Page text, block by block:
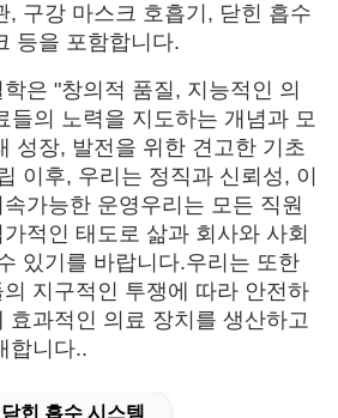
, 구강 마스크 호흡기, 닫힌 흡수
등을 포함합니다.
은 "창의적 품질, 지능적인 의
들의 노력을 지도하는 개념과 모
성장, 발전을 위한 견고한 기초
이후, 우리는 정직과 신뢰성, 이
가능한 운영우리는 모든 직원
적인 태도로 삶과 회사와 사회
있기를 바랍니다.우리는 또한
지구적인 투쟁에 따라 안전하
효과적인 의료 장치를 생산하고
합니다..
힌 흡수 시스템